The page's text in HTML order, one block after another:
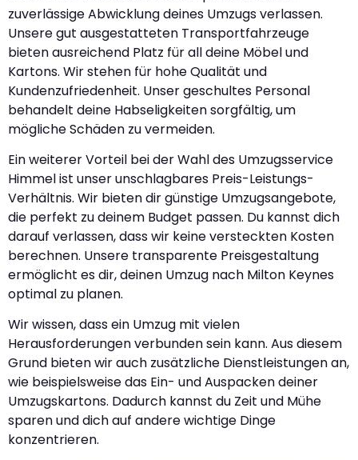
zuverlässige Abwicklung deines Umzugs verlassen.
Unsere gut ausgestatteten Transportfahrzeuge
bieten ausreichend Platz für all deine Möbel und
Kartons. Wir stehen für hohe Qualität und
Kundenzufriedenheit. Unser geschultes Personal
behandelt deine Habseligkeiten sorgfältig, um
mögliche Schäden zu vermeiden.
Ein weiterer Vorteil bei der Wahl des Umzugsservice
Himmel ist unser unschlagbares Preis-Leistungs-
Verhältnis. Wir bieten dir günstige Umzugsangebote,
die perfekt zu deinem Budget passen. Du kannst dich
darauf verlassen, dass wir keine versteckten Kosten
berechnen. Unsere transparente Preisgestaltung
ermöglicht es dir, deinen Umzug nach Milton Keynes
optimal zu planen.
Wir wissen, dass ein Umzug mit vielen
Herausforderungen verbunden sein kann. Aus diesem
Grund bieten wir auch zusätzliche Dienstleistungen an,
wie beispielsweise das Ein- und Auspacken deiner
Umzugskartons. Dadurch kannst du Zeit und Mühe
sparen und dich auf andere wichtige Dinge
konzentrieren.